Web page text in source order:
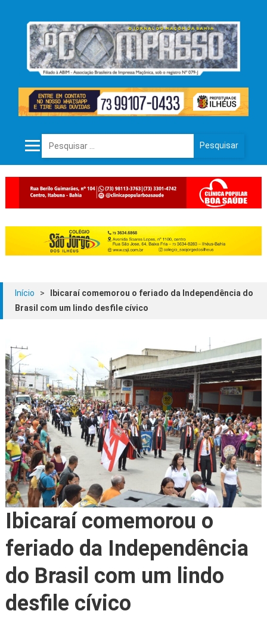
Pesquisar por:
Início >
Ibicaraí comemorou o feriado da Independência do
Brasil com um lindo desfile cívico
Ibicaraí comemorou o
feriado da Independência
do Brasil com um lindo
desfile cívico